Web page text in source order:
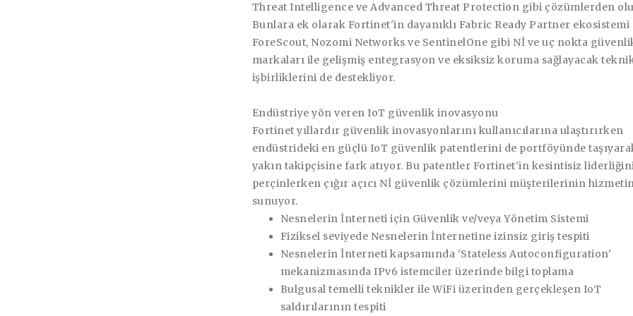
Threat Intelligence ve Advanced Threat Protection gibi çözümlerden
Bunlara ek olarak Fortinet'in dayanıklı Fabric Ready Partner ekosistemi
ForeScout, Nozomi Networks ve SentinelOne gibi Nİ ve uç nokta
markaları ile gelişmiş entegrasyon ve eksiksiz koruma sağlayacak
işbirliklerini de destekliyor.
Endüstriye yön veren IoT güvenlik inovasyonu
Fortinet yıllardır güvenlik inovasyonlarını kullanıcılarına ulaştırırken
endüstrideki en güçlü IoT güvenlik patentlerini de portföyünde
yakın takipçisine fark atıyor. Bu patentler Fortinet'in kesintisiz
perçinlerken çığır açıcı Nİ güvenlik çözümlerini müşterilerinin
sunuyor.
Nesnelerin İnterneti için Güvenlik ve/veya Yönetim Sistemi
Fiziksel seviyede Nesnelerin İnternetine izinsiz giriş tespiti
Nesnelerin İnterneti kapsamında ‘Stateless Autoconfiguration'
mekanizmasında IPv6 istemciler üzerinde bilgi toplama
Bulgusal temelli teknikler ile WiFi üzerinden gerçekleşen IoT
saldırılarının tespiti